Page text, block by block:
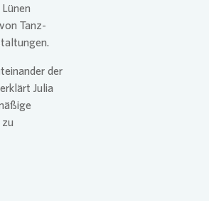
Tanz-
der
Julia